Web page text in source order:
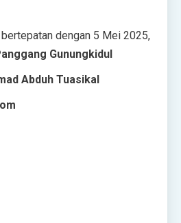
bertepatan dengan 5 Mei 2025,
Gunungkidul
Abduh Tuasikal